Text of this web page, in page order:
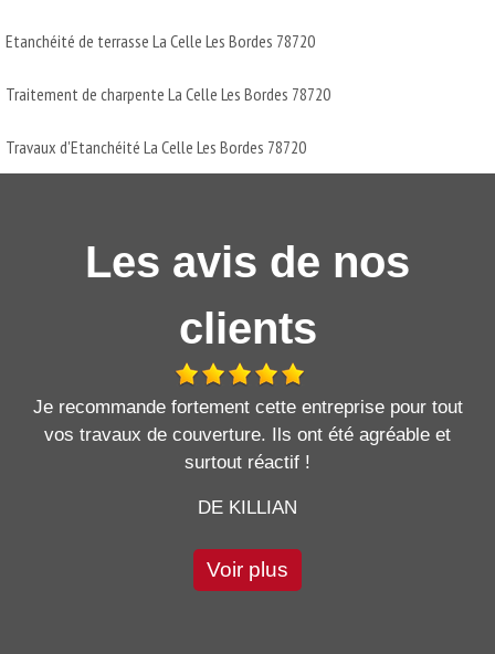
Etanchéité de terrasse La Celle Les Bordes 78720
Traitement de charpente La Celle Les Bordes 78720
Travaux d'Etanchéité La Celle Les Bordes 78720
Les avis de nos
clients
Je recommande fortement cette entreprise pour tout
vos travaux de couverture. Ils ont été agréable et
surtout réactif !
DE KILLIAN
Voir plus